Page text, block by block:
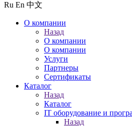
Ru En 中文
О компании
Назад
О компании
О компании
Услуги
Партнеры
Сертификаты
Каталог
Назад
Каталог
IT оборудование и
Назад